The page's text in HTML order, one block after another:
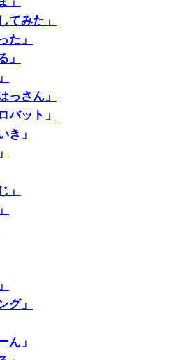
切りたがります。父が生前に丹
た庭なのに、葉が落ちるとか、
風で倒れでもしたら…と、なに
を切ろうとするのです。先日も
ると言いだしましたが、屋根よ
理です。高齢者の自動車事故が
すが、自分がそれをできるかで
てみた」
た」
」
っさん」
バット」
き」
」
グ」
ん」